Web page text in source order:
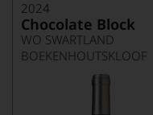
2024
Chocolate Block
WO SWARTLAND
BOEKENHOUTSKLOOF